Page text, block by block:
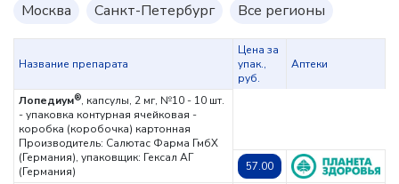
Москва Санкт-Петербург Все регионы
Название препарата
Цена за
упак.,
руб.
Аптеки
Лопедиум®, капсулы, 2 мг, №10 - 10 шт.
- упаковка контурная ячейковая -
коробка (коробочка) картонная
Производитель: Салютас Фарма ГмбХ
(Германия), упаковщик: Гексал АГ
(Германия)
57.00